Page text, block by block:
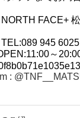
NORTH FACE+ 松
TEL:089 945 6025
～
: